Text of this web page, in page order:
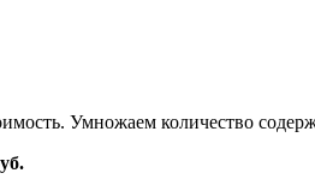
Умножаем количество